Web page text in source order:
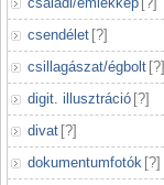
csendélet [?]
csillagászat/égbolt [?]
digit. illusztráció [?]
divat [?]
dokumentumfotók [?]